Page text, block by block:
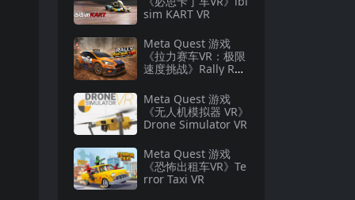
sim KART VR
Meta Quest 游戏
《拉力赛车VR：极限
速度挑战》Rally Rac
ed Challenge
Meta Quest 游戏
《无人机模拟器 VR》
Drone Simulator VR
Meta Quest 游戏
《恐怖出租车VR》Te
rror Taxi VR